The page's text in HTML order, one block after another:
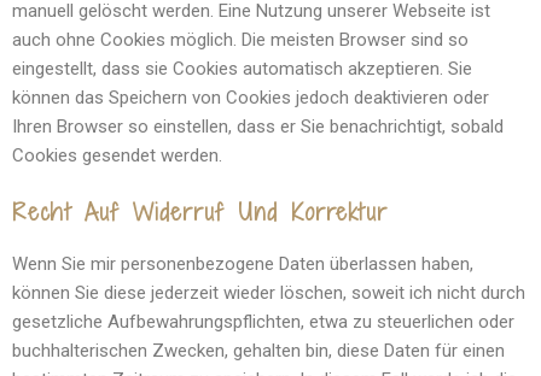
manuell gelöscht werden. Eine Nutzung unserer Webseite ist
auch ohne Cookies möglich. Die meisten Browser sind so
eingestellt, dass sie Cookies automatisch akzeptieren. Sie
können das Speichern von Cookies jedoch deaktivieren oder
Ihren Browser so einstellen, dass er Sie benachrichtigt, sobald
Cookies gesendet werden.
Recht Auf Widerruf Und Korrektur
Wenn Sie mir personenbezogene Daten überlassen haben,
können Sie diese jederzeit wieder löschen, soweit ich nicht durch
gesetzliche Aufbewahrungspflichten, etwa zu steuerlichen oder
buchhalterischen Zwecken, gehalten bin, diese Daten für einen